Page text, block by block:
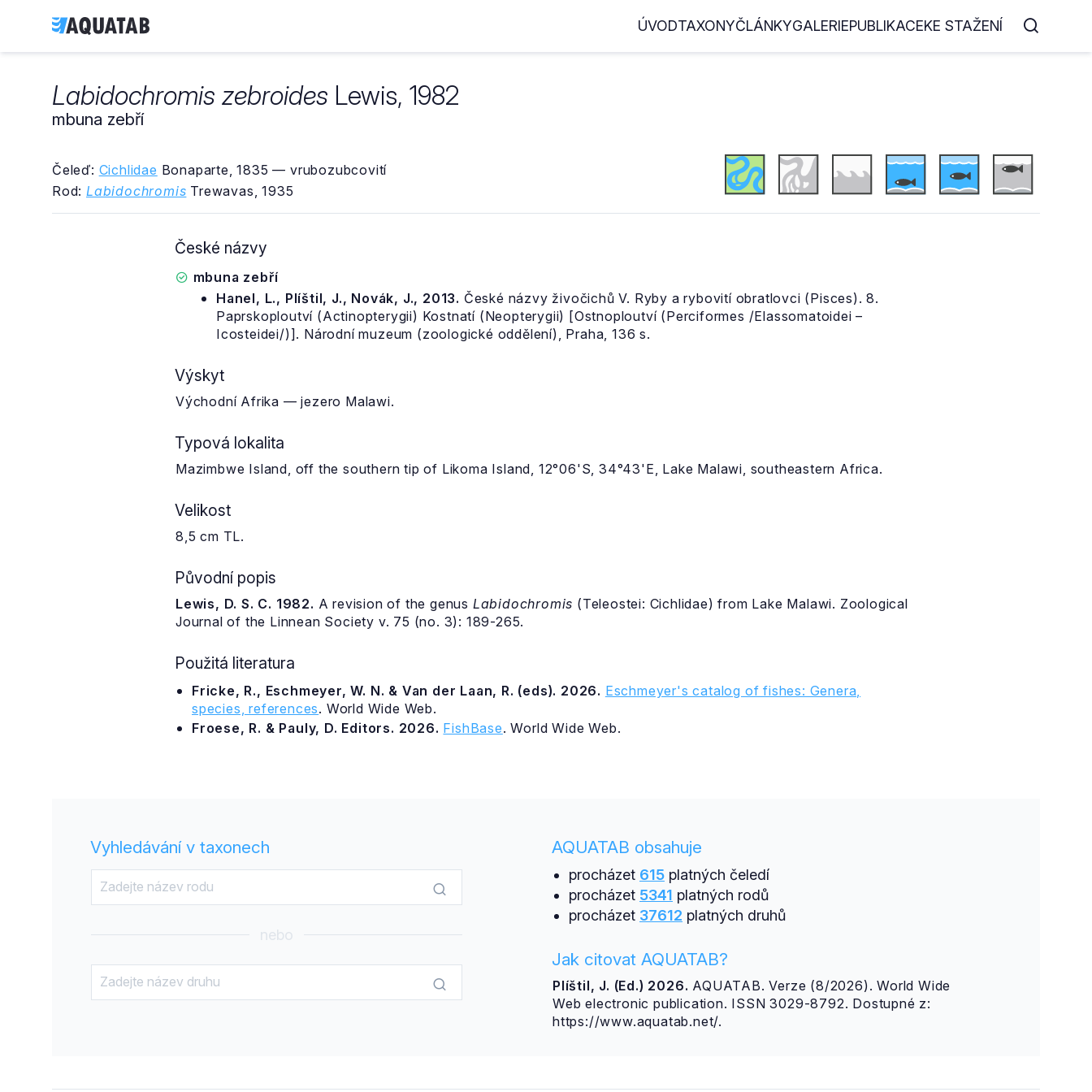
ÚVODTAXONYČLÁNKYGALERIEPUBLIKACEKE STAŽENÍ
Labidochromis zebroides Lewis, 1982
mbuna zebří
Čeleď: Cichlidae Bonaparte, 1835 — vrubozubcovití
Rod: Labidochromis Trewavas, 1935
České názvy
mbuna zebří
Hanel, L., Plíštil, J., Novák, J., 2013. České názvy živočichů V. Ryby a rybovití obratlovci (Pisces). 8.
Paprskoploutví (Actinopterygii) Kostnatí (Neopterygii) [Ostnoploutví (Perciformes /Elassomatoidei –
Icosteidei/)]. Národní muzeum (zoologické oddělení), Praha, 136 s.
Výskyt
Východní Afrika — jezero Malawi.
Typová lokalita
Mazimbwe Island, off the southern tip of Likoma Island, 12°06'S, 34°43'E, Lake Malawi, southeastern Africa.
Velikost
8,5 cm TL.
Původní popis
Lewis, D. S. C. 1982. A revision of the genus Labidochromis (Teleostei: Cichlidae) from Lake Malawi. Zoological
Journal of the Linnean Society v. 75 (no. 3): 189-265.
Použitá literatura
Fricke, R., Eschmeyer, W. N. & Van der Laan, R. (eds). 2026. Eschmeyer's catalog of fishes: Genera,
species, references. World Wide Web.
Froese, R. & Pauly, D. Editors. 2026. FishBase. World Wide Web.
Vyhledávání v taxonech
nebo
AQUATAB obsahuje
procházet 615platných čeledí
procházet 5341 platných rodů
procházet 37612 platných druhů
Jak citovat AQUATAB?
Plíštil, J. (Ed.) 2026. AQUATAB. Verze (8/2026). World Wide
Web electronic publication. ISSN 3029-8792. Dostupné z:
https://www.aquatab.net/.